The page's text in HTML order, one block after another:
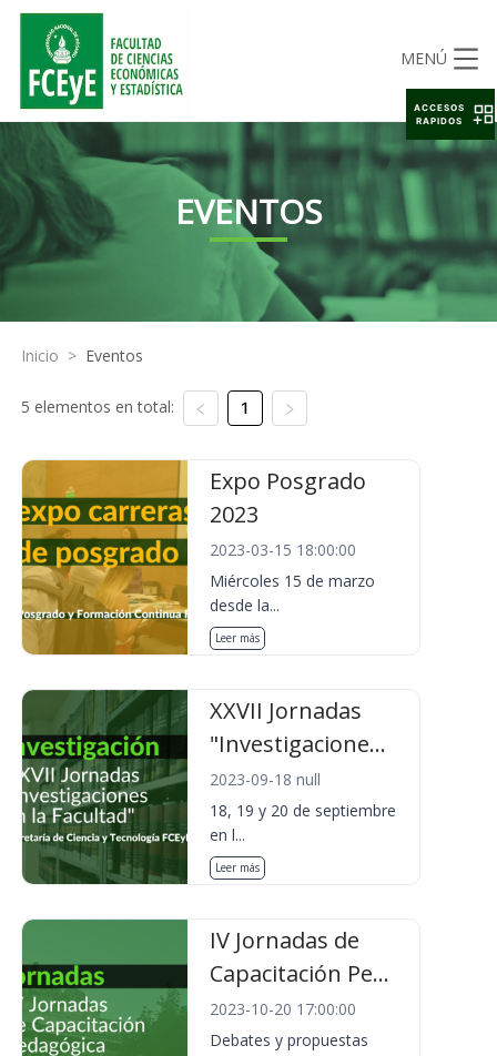
MENÚ
EVENTOS
Inicio > Eventos
5 elementos en total: 1
Expo Posgrado
2023
2023-03-15 18:00:00
Miércoles 15 de marzo
desde la...
Leer más
XXVII Jornadas
"Investigacione...
2023-09-18 null
18, 19 y 20 de septiembre
en l...
Leer más
IV Jornadas de
Capacitación Pe...
2023-10-20 17:00:00
Debates y propuestas
ACCESOS
RAPIDOS